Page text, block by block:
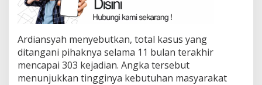
Ardiansyah menyebutkan, total kasus yang
ditangani pihaknya selama 11 bulan terakhir
mencapai 303 kejadian. Angka tersebut
menunjukkan tingginya kebutuhan masyarakat